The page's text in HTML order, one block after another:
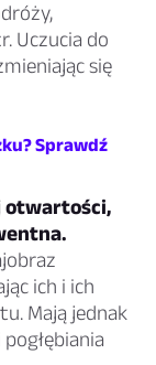
Uczucia do
się
Sprawdź
otwartości,
ich i ich
Mają jednak